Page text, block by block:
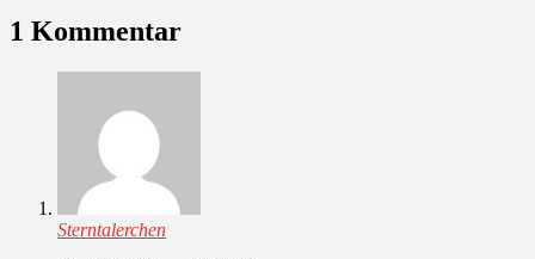
1 Kommentar
Sterntalerchen